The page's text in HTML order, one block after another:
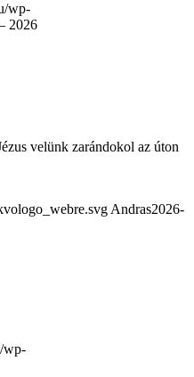
wp-
2026
velünk zarándokol az úton
Andras2026-
wp-